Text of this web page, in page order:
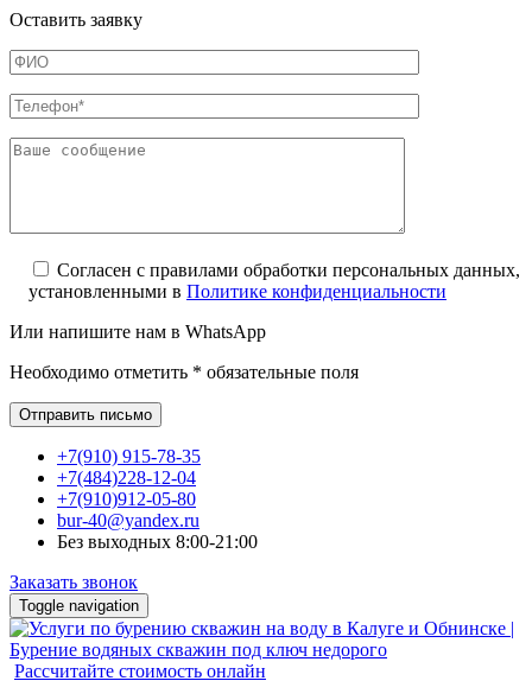
Оставить заявку
Согласен с правилами обработки персональных данных,
установленными в Политике конфиденциальности
Или напишите нам в WhatsApp
Необходимо отметить * обязательные поля
+7(910) 915-78-35
+7(484)228-12-04
+7(910)912-05-80
bur-40@yandex.ru
Без выходных 8:00-21:00
Заказать звонок
Toggle navigation
Рассчитайте стоимость онлайн